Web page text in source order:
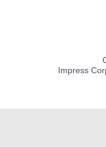
Impress